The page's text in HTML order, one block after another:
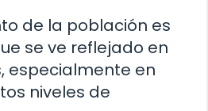
de la población es
se ve reflejado en
especialmente en
niveles de